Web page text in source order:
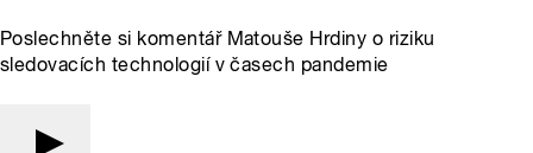
Poslechněte si komentář Matouše Hrdiny o riziku
sledovacích technologií v časech pandemie